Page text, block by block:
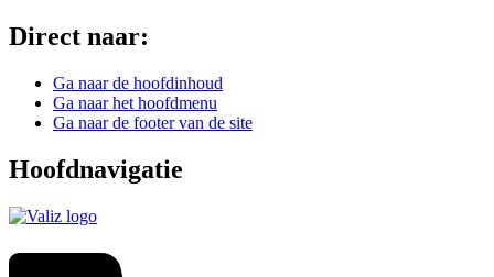
Direct naar:
Ga naar de hoofdinhoud
Ga naar het hoofdmenu
Ga naar de footer van de site
Hoofdnavigatie